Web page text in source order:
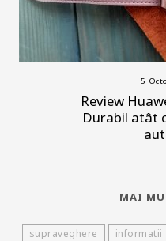
5
Review
Durabil atât
MAI
supraveghere informatii